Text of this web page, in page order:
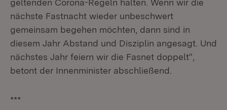
geltenden Corona-Regeln halten. Wenn wir die
nächste Fastnacht wieder unbeschwert
gemeinsam begehen möchten, dann sind in
diesem Jahr Abstand und Disziplin angesagt. Und
nächstes Jahr feiern wir die Fasnet doppelt“,
betont der Innenminister abschließend.
***